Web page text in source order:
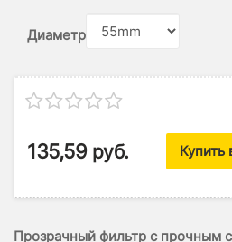
Диаметр
135,59 руб. Купить
Прозрачный фильтр с прочным